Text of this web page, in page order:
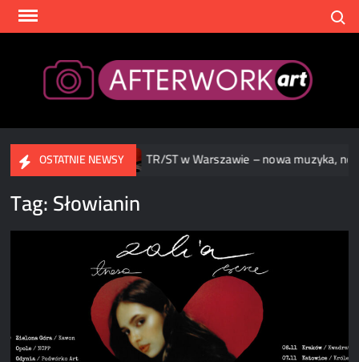
Skip
OSTATNIE NEWSY
w Warszawie TR/ST w Warszawie – nowa muzyka, nowa
Tag:Słowianin